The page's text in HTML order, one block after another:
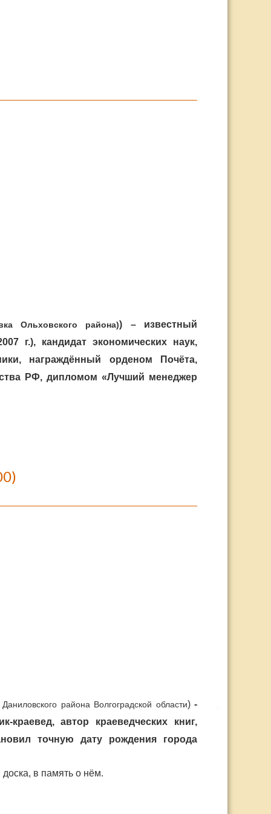
Ольховского района)) – известный
г.), кандидат экономических наук,
награждённый орденом Почёта,
РФ, дипломом «Лучший менеджер
района Волгоградской области) -
автор краеведческих книг,
точную дату рождения города
в память о нём.